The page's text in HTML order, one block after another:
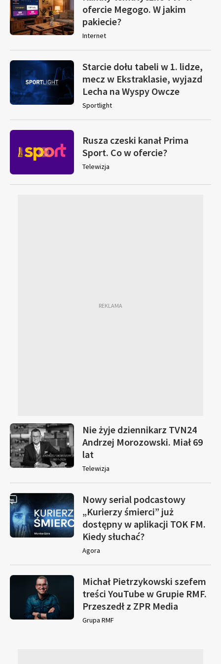
ofercie Megogo. W jakim
pakiecie?
Internet
Starcie dołu tabeli w 1. lidze,
mecz w Ekstraklasie, wyjazd
Lecha na Wyspy Owcze
Sportlight
Rusza czeski kanał Prima
Sport. Co w ofercie?
Telewizja
Nie żyje dziennikarz TVN24
Andrzej Morozowski. Miał 69
lat
Telewizja
Nowy serial podcastowy
„Kurierzy śmierci” już
dostępny w aplikacji TOK FM.
Kiedy słuchać?
Agora
Michał Pietrzykowski szefem
treści YouTube w Grupie RMF.
Przeszedł z ZPR Media
Grupa RMF